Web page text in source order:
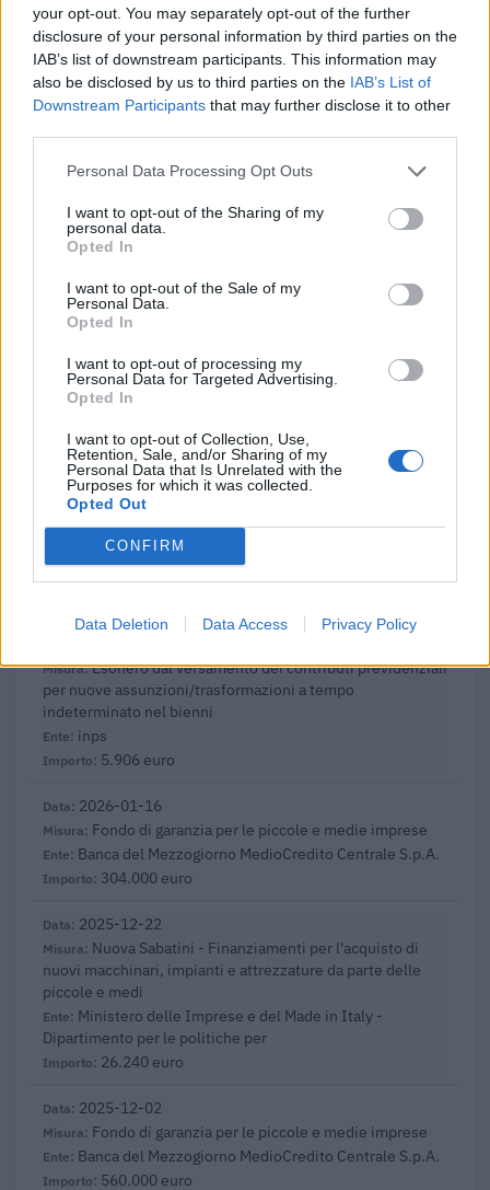
your opt-out. You may separately opt-out of the further
disclosure of your personal information by third parties on the
IAB’s list of downstream participants. This information may
also be disclosed by us to third parties on the IAB’s List of
Downstream Participants that may further disclose it to other
Personal Data Processing Opt Outs
I want to opt-out of the Sharing of my
personal data.
Opted In
I want to opt-out of the Sale of my
Personal Data.
Opted In
I want to opt-out of processing my
Personal Data for Targeted Advertising.
Opted In
I want to opt-out of Collection, Use,
Retention, Sale, and/or Sharing of my
Personal Data that Is Unrelated with the
Purposes for which it was collected.
Opted Out
CONFIRM
Data Deletion Data Access Privacy Policy
FONDO FOR.TE
2.448 euro
2026-06-15
Regolamento per i fondi interprofessionali per la
FONDO FOR.TE
2026-03-06
Banca del Mezzogiorno MedioCredito Centrale S.p.A.
68.800 euro
2026-02-26
BANDO FIERE INTERNAZIONALI 2025
Camera di Commercio, Industria, Artigianato e
Agricoltura di Vicenza
2.700 euro
2026-02-19
Relazione Previsionale e Programmatica 2024
Camera di Commercio, Industria, Artigianato e
Agricoltura di Vicenza
Esonero dal versamento dei contributi previdenziali
per nuove assunzioni/trasformazioni a tempo
indeterminato nel bienni
inps
5.906 euro
2026-01-16
Fondo di garanzia per le piccole e medie imprese
Banca del Mezzogiorno MedioCredito Centrale S.p.A.
304.000 euro
2025-12-22
Nuova Sabatini - Finanziamenti per l'acquisto di
nuovi macchinari, impianti e attrezzature da parte delle
piccole e medi
Ministero delle Imprese e del Made in Italy -
Dipartimento per le politiche per
26.240 euro
2025-12-02
Fondo di garanzia per le piccole e medie imprese
Banca del Mezzogiorno MedioCredito Centrale S.p.A.
560.000 euro